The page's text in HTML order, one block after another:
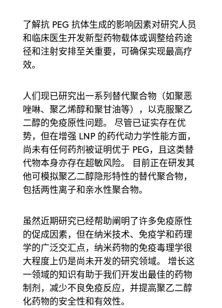
了解抗 PEG 抗体生成的影响因素对研究人员
和临床医生开发新型药物载体或调整给药途
径和注射安排至关重要，可确保实现最高疗
效。
人们现已研究出一系列替代聚合物（如聚恶
唑啉、聚乙烯醇和聚甘油等），以克服聚乙
二醇的免疫原性问题。 尽管已证实存在优
势，但在增强 LNP 的药代动力学性能方面，
尚未有任何药剂被证明优于 PEG，且这类替
代物本身亦存在超敏风险。 目前正在研发其
他可模拟聚乙二醇隐形特性的替代聚合物，
包括两性离子和亲水性聚合物。
虽然近期研究已经帮助阐明了许多免疫原性
的促成因素，但在纳米技术、免疫学和药理
学的广泛交汇点，纳米药物的免疫毒理学很
大程度上仍是尚未开发的研究领域。 增长这
一领域的知识有助于我们开发出最佳的药物
制剂，减少不良免疫反应，并提高聚乙二醇
化药物的安全性和有效性。